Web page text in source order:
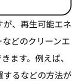
、再生可能エネ
どのクリーンエ
ます。例えば、
るなどの方法が